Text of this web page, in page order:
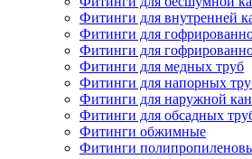
Фитинги для внутренней
Фитинги для
Фитинги для
Фитинги для медных труб
Фитинги для напорных
Фитинги для наружной
Фитинги для обсадных
Фитинги обжимные
Фитинги